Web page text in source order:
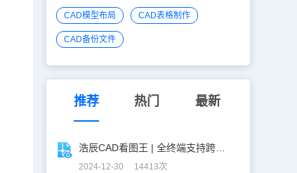
CAD模型布局 CAD表格制作
CAD备份文件
推荐 热门 最新
2024-12-30 14413次